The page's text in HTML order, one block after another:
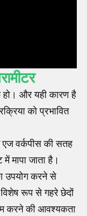
और यही कारण है
को प्रभावित
वर्कपीस की सतह
मापा जाता है।
उपयोग करने से
रूप से गहरे छेदों
करने की आवश्यकता